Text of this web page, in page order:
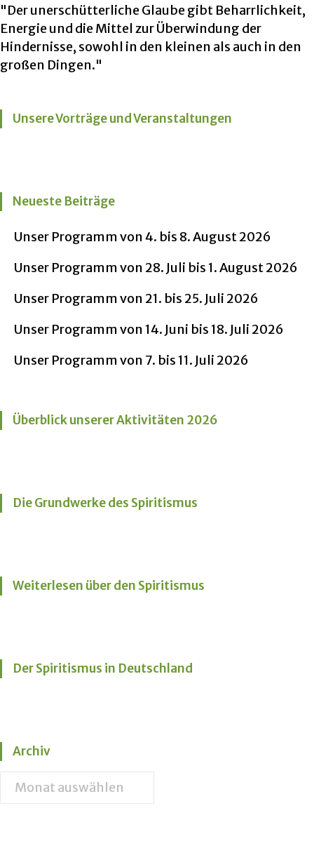
"Der unerschütterliche Glaube gibt Beharrlichkeit,
Energie und die Mittel zur Überwindung der
Hindernisse, sowohl in den kleinen als auch in den
großen Dingen."
Unsere Vorträge und Veranstaltungen
Neueste Beiträge
Unser Programm von 4. bis 8. August 2026
Unser Programm von 28. Juli bis 1. August 2026
Unser Programm von 21. bis 25. Juli 2026
Unser Programm von 14. Juni bis 18. Juli 2026
Unser Programm von 7. bis 11. Juli 2026
Überblick unserer Aktivitäten 2026
Die Grundwerke des Spiritismus
Weiterlesen über den Spiritismus
Der Spiritismus in Deutschland
Archiv